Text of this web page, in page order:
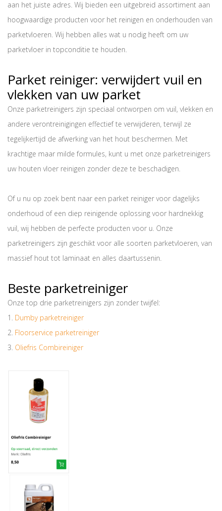
aan het juiste adres. Wij bieden een uitgebreid assortiment aan
hoogwaardige producten voor het reinigen en onderhouden van
parketvloeren. Wij hebben alles wat u nodig heeft om uw
parketvloer in topconditie te houden.
Parket reiniger: verwijdert vuil en
vlekken van uw parket
Onze parketreinigers zijn speciaal ontworpen om vuil, vlekken en
andere verontreinigingen effectief te verwijderen, terwijl ze
tegelijkertijd de afwerking van het hout beschermen. Met
krachtige maar milde formules, kunt u met onze parketreinigers
uw houten vloer reinigen zonder deze te beschadigen.
Of u nu op zoek bent naar een parket reiniger voor dagelijks
onderhoud of een diep reinigende oplossing voor hardnekkig
vuil, wij hebben de perfecte producten voor u. Onze
parketreinigers zijn geschikt voor alle soorten parketvloeren, van
massief hout tot laminaat en alles daartussenin.
Beste parketreiniger
Onze top drie parketreinigers zijn zonder twijfel:
1. Dumby parketreiniger
2. Floorservice parketreiniger
3. Oliefris Combireiniger